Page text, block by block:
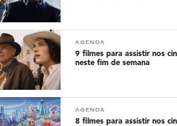
AGENDA
9 filmes para assistir nos
neste fim de semana
AGENDA
8 filmes para assistir nos